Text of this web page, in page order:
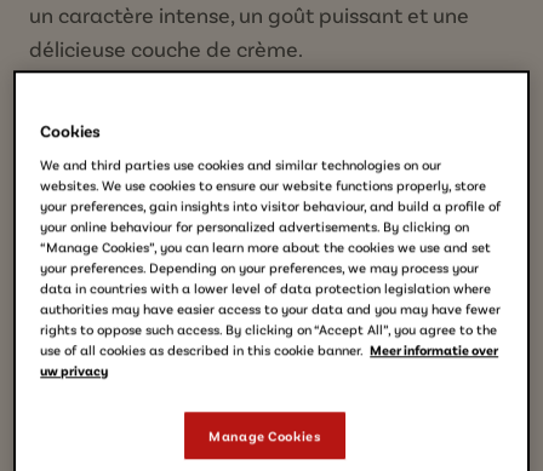
un caractère intense, un goût puissant et une
délicieuse couche de crème.
Espresso Intenso
OÙ ACHETER
PLUS DE DÉTAILS SUR LE PRODUIT
Cookies
We and third parties use cookies and similar technologies on our
websites. We use cookies to ensure our website functions properly, store
your preferences, gain insights into visitor behaviour, and build a profile of
your online behaviour for personalized advertisements. By clicking on
“Manage Cookies”, you can learn more about the cookies we use and set
your preferences. Depending on your preferences, we may process your
data in countries with a lower level of data protection legislation where
authorities may have easier access to your data and you may have fewer
rights to oppose such access. By clicking on “Accept All”, you agree to the
use of all cookies as described in this cookie banner. Meer informatie over
uw privacy
Manage Cookies